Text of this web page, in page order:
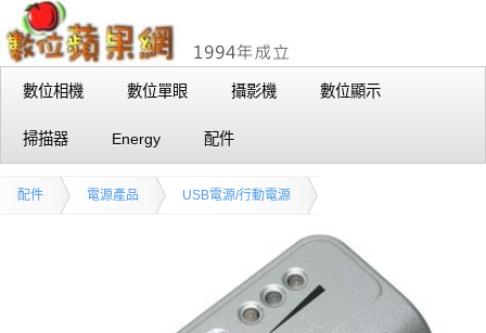
數位相機 數位單眼 攝影機 數位顯示
掃描器 Energy 配件
配件 電源產品 USB電源/行動電源